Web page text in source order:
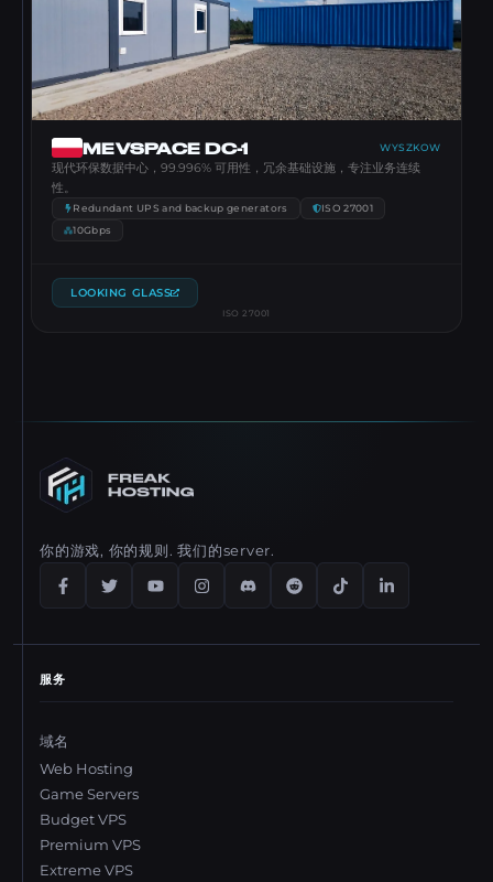
MEVSPACE DC-1 WYSZKOW
现代环保数据中心，99.996% 可用性，冗余基础设施，专注业务连续
性。
Redundant UPS and backup generators
ISO 27001
10Gbps
LOOKING GLASS
ISO 27001
你的游戏, 你的规则. 我们的server.
服务
域名
Web Hosting
Game Servers
Budget VPS
Premium VPS
Extreme VPS